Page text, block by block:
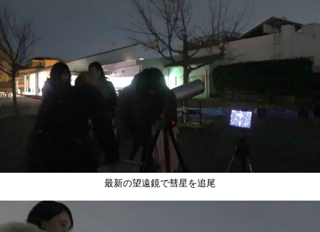
最新の望遠鏡で彗星を追尾